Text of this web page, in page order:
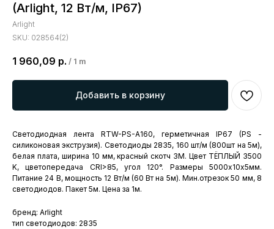
(Arlight, 12 Вт/м, IP67)
Arlight
SKU: 028564(2)
1 960,09 р. / 1 m
Добавить в корзину
Светодиодная лента RTW-PS-A160, герметичная IP67 (PS -
силиконовая экструзия). Светодиоды 2835, 160 шт/м (800шт на 5м),
белая плата, ширина 10 мм, красный скотч 3М. Цвет ТЁПЛЫЙ 3500
K, цветопередача CRI>85, угол 120°. Размеры 5000х10x5мм.
Питание 24 В, мощность 12 Вт/м (60 Вт на 5м). Мин.отрезок 50 мм, 8
светодиодов. Пакет 5м. Цена за 1м.
бренд: Arlight
тип светодиодов: 2835